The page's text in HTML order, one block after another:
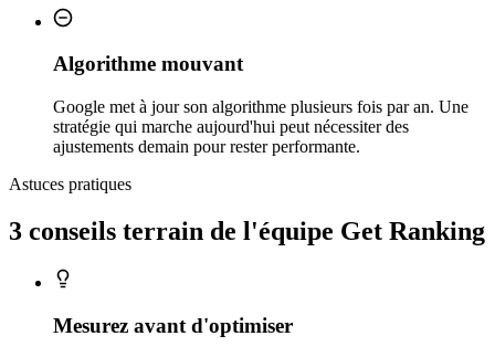
Algorithme mouvant
Google met à jour son algorithme plusieurs fois par an. Une
stratégie qui marche aujourd'hui peut nécessiter des
ajustements demain pour rester performante.
Astuces pratiques
3 conseils terrain de l'équipe Get Ranking
Mesurez avant d'optimiser